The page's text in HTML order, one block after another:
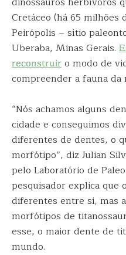
Cretáceo (há 65 milhões
Peirópolis – sítio
Uberaba, Minas Gerais.
reconstruiro modo de
compreender a fauna
“Nós achamos alguns
cidade e conseguimos
diferentes de dentes, o
morfótipo”, diz Julian
pelo Laboratório de
pesquisador explica que
diferentes entre si, mas
morfótipos de
esse, o maior dente de
mundo.